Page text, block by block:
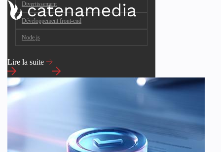
Divertissement
Développement front-end
Node.js
Lire la suite